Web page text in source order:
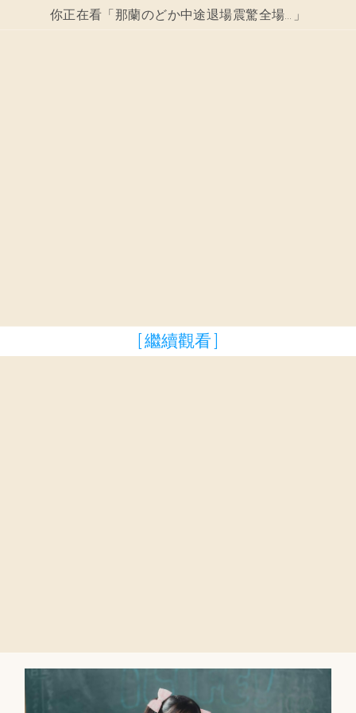
你正在看「 那蘭のどか中途退場震驚全場！偶像武道館演唱會變懲罰秀！ 」
[ 繼續觀看 ]